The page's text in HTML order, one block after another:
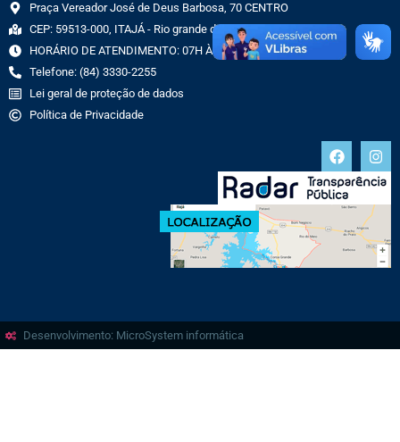
Praça Vereador José de Deus Barbosa, 70 CENTRO
CEP: 59513-000, ITAJÁ - Rio grande do Norte
HORÁRIO DE ATENDIMENTO: 07H ÀS 13H
Telefone: (84) 3330-2255
Lei geral de proteção de dados
Política de Privacidade
Desenvolvimento: MicroSystem informática